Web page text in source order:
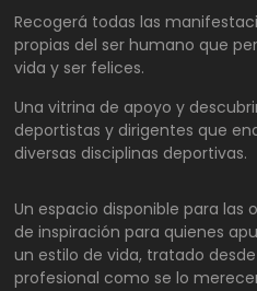
Recogerá todas las
propias del ser humano que
vida y ser felices.
Una vitrina de apoyo y
deportistas y dirigentes que
diversas disciplinas deportivas.
Un espacio disponible para las
de inspiración para quienes
un estilo de vida, tratado
profesional como se lo